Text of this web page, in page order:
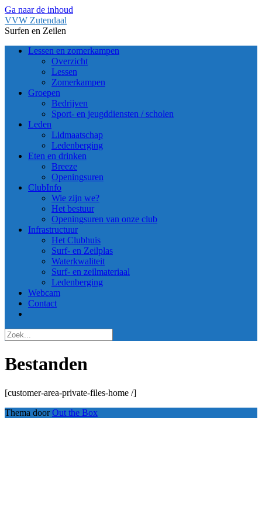
Ga naar de inhoud
VVW Zutendaal
Surfen en Zeilen
Lessen en zomerkampen
Overzicht
Lessen
Zomerkampen
Groepen
Bedrijven
Sport- en jeugddiensten / scholen
Leden
Lidmaatschap
Ledenberging
Eten en drinken
Breeze
Openingsuren
ClubInfo
Wie zijn we?
Het bestuur
Openingsuren van onze club
Infrastructuur
Het Clubhuis
Surf- en Zeilplas
Waterkwaliteit
Surf- en zeilmateriaal
Ledenberging
Webcam
Contact
Bestanden
[customer-area-private-files-home /]
Thema doorOut the Box